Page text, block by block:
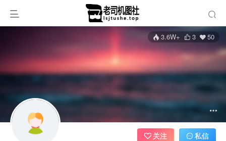
3.6W+ 3 50
关注 私信